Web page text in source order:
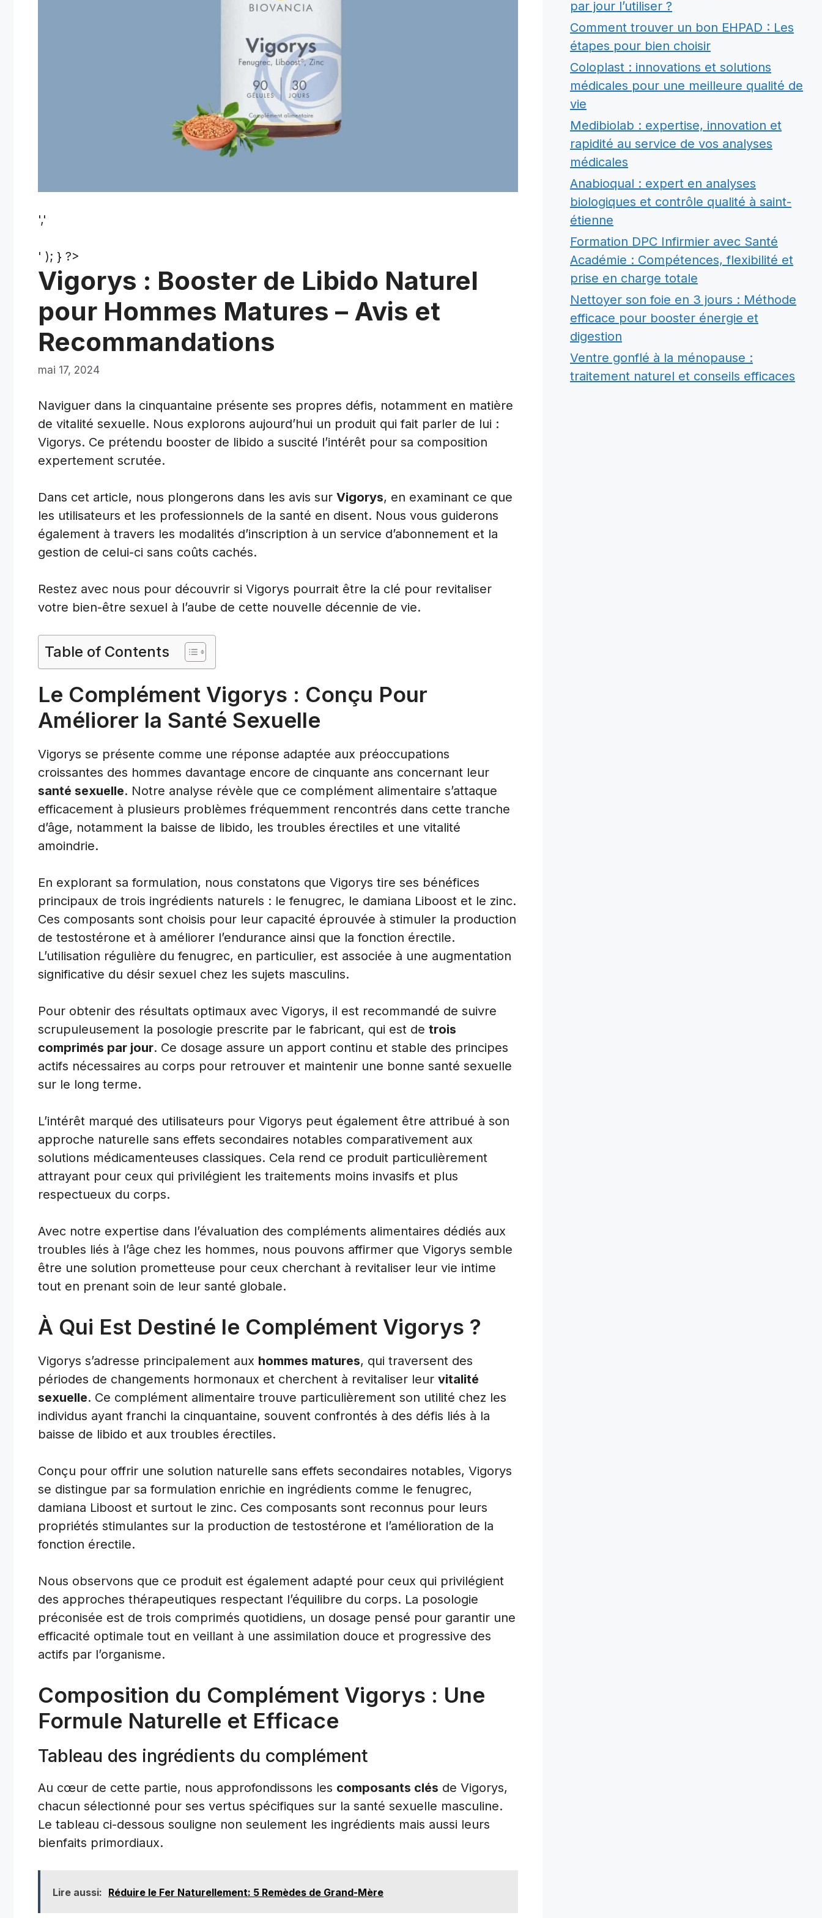
','
' ); } ?>
Vigorys : Booster de Libido Naturel
pour Hommes Matures – Avis et
Recommandations
mai 17, 2024
Naviguer dans la cinquantaine présente ses propres défis, notamment en matière
de vitalité sexuelle. Nous explorons aujourd’hui un produit qui fait parler de lui :
Vigorys. Ce prétendu booster de libido a suscité l’intérêt pour sa composition
expertement scrutée.
Dans cet article, nous plongerons dans les avis sur Vigorys, en examinant ce que
les utilisateurs et les professionnels de la santé en disent. Nous vous guiderons
également à travers les modalités d’inscription à un service d’abonnement et la
gestion de celui-ci sans coûts cachés.
Restez avec nous pour découvrir si Vigorys pourrait être la clé pour revitaliser
votre bien-être sexuel à l’aube de cette nouvelle décennie de vie.
Table of Contents
Le Complément Vigorys : Conçu Pour
Améliorer la Santé Sexuelle
Vigorys se présente comme une réponse adaptée aux préoccupations
croissantes des hommes davantage encore de cinquante ans concernant leur
santé sexuelle. Notre analyse révèle que ce complément alimentaire s’attaque
efficacement à plusieurs problèmes fréquemment rencontrés dans cette tranche
d’âge, notamment la baisse de libido, les troubles érectiles et une vitalité
amoindrie.
En explorant sa formulation, nous constatons que Vigorys tire ses bénéfices
principaux de trois ingrédients naturels : le fenugrec, le damiana Liboost et le zinc.
Ces composants sont choisis pour leur capacité éprouvée à stimuler la production
de testostérone et à améliorer l’endurance ainsi que la fonction érectile.
L’utilisation régulière du fenugrec, en particulier, est associée à une augmentation
significative du désir sexuel chez les sujets masculins.
Pour obtenir des résultats optimaux avec Vigorys, il est recommandé de suivre
scrupuleusement la posologie prescrite par le fabricant, qui est de trois
comprimés par jour. Ce dosage assure un apport continu et stable des principes
actifs nécessaires au corps pour retrouver et maintenir une bonne santé sexuelle
sur le long terme.
L’intérêt marqué des utilisateurs pour Vigorys peut également être attribué à son
approche naturelle sans effets secondaires notables comparativement aux
solutions médicamenteuses classiques. Cela rend ce produit particulièrement
attrayant pour ceux qui privilégient les traitements moins invasifs et plus
respectueux du corps.
Avec notre expertise dans l’évaluation des compléments alimentaires dédiés aux
troubles liés à l’âge chez les hommes, nous pouvons affirmer que Vigorys semble
être une solution prometteuse pour ceux cherchant à revitaliser leur vie intime
tout en prenant soin de leur santé globale.
À Qui Est Destiné le Complément Vigorys ?
Vigorys s’adresse principalement aux hommes matures, qui traversent des
périodes de changements hormonaux et cherchent à revitaliser leur vitalité
sexuelle. Ce complément alimentaire trouve particulièrement son utilité chez les
individus ayant franchi la cinquantaine, souvent confrontés à des défis liés à la
baisse de libido et aux troubles érectiles.
Conçu pour offrir une solution naturelle sans effets secondaires notables, Vigorys
se distingue par sa formulation enrichie en ingrédients comme le fenugrec,
damiana Liboost et surtout le zinc. Ces composants sont reconnus pour leurs
propriétés stimulantes sur la production de testostérone et l’amélioration de la
fonction érectile.
Nous observons que ce produit est également adapté pour ceux qui privilégient
des approches thérapeutiques respectant l’équilibre du corps. La posologie
préconisée est de trois comprimés quotidiens, un dosage pensé pour garantir une
efficacité optimale tout en veillant à une assimilation douce et progressive des
actifs par l’organisme.
Composition du Complément Vigorys : Une
Formule Naturelle et Efficace
Tableau des ingrédients du complément
Au cœur de cette partie, nous approfondissons les composants clés de Vigorys,
chacun sélectionné pour ses vertus spécifiques sur la santé sexuelle masculine.
Le tableau ci-dessous souligne non seulement les ingrédients mais aussi leurs
bienfaits primordiaux.
Lire aussi: Réduire le Fer Naturellement: 5 Remèdes de Grand-Mère
par jour l’utiliser ?
Comment trouver un bon EHPAD : Les
étapes pour bien choisir
Coloplast : innovations et solutions
médicales pour une meilleure qualité de
vie
Medibiolab : expertise, innovation et
rapidité au service de vos analyses
médicales
Anabioqual : expert en analyses
biologiques et contrôle qualité à saint-
étienne
Formation DPC Infirmier avec Santé
Académie : Compétences, flexibilité et
prise en charge totale
Nettoyer son foie en 3 jours : Méthode
efficace pour booster énergie et
digestion
Ventre gonflé à la ménopause :
traitement naturel et conseils efficaces